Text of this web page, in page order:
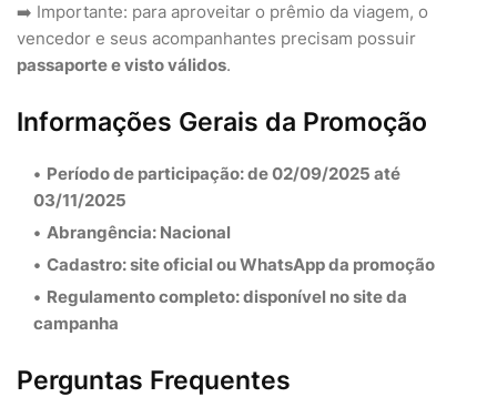
➡️ Importante: para aproveitar o prêmio da viagem, o
vencedor e seus acompanhantes precisam possuir
passaporte e visto válidos.
Informações Gerais da Promoção
Período de participação:de 02/09/2025 até
03/11/2025
Abrangência: Nacional
Cadastro:site oficial ou WhatsApp da promoção
Regulamento completo:disponível no site da
campanha
Perguntas Frequentes